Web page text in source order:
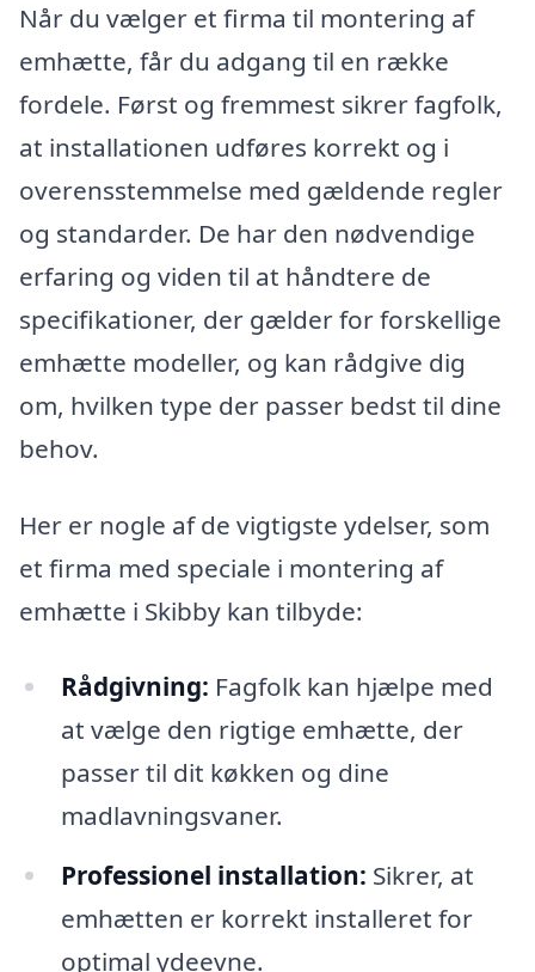
Når du vælger et firma til montering af
emhætte, får du adgang til en række
fordele. Først og fremmest sikrer fagfolk,
at installationen udføres korrekt og i
overensstemmelse med gældende regler
og standarder. De har den nødvendige
erfaring og viden til at håndtere de
specifikationer, der gælder for forskellige
emhætte modeller, og kan rådgive dig
om, hvilken type der passer bedst til dine
behov.
Her er nogle af de vigtigste ydelser, som
et firma med speciale i montering af
emhætte i Skibby kan tilbyde:
Rådgivning: Fagfolk kan hjælpe med
at vælge den rigtige emhætte, der
passer til dit køkken og dine
madlavningsvaner.
Professionel installation: Sikrer, at
emhætten er korrekt installeret for
optimal ydeevne.